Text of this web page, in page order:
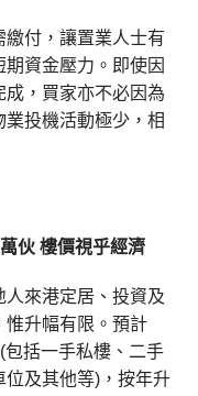
付，讓置業人士有
資金壓力。即使因
，買家亦不必因為
投機活動極少，相
伙 樓價視乎經濟
來港定居、投資及
惟升幅有限。預計
括一手私樓、二手
及其他等)，按年升